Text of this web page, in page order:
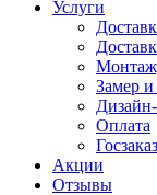
Услуги
Замер
Оплата
Акции
Отзывы